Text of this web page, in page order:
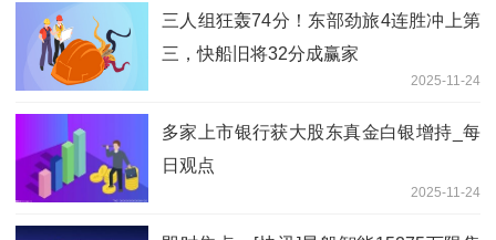
三人组狂轰74分！东部劲旅4连胜冲上第
三，快船旧将32分成赢家
2025-11-24
多家上市银行获大股东真金白银增持_每
日观点
2025-11-24